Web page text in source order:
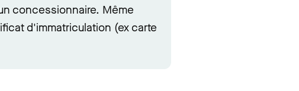
concessionnaire. Même
d'immatriculation (ex carte